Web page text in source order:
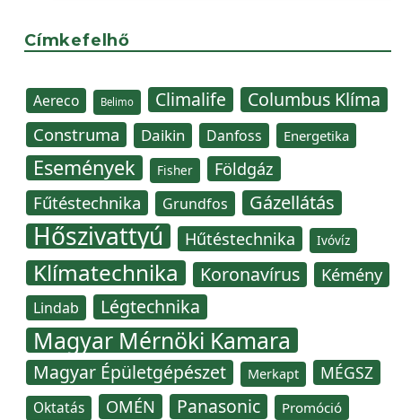
Címkefelhő
Aereco Belimo Climalife Columbus Klíma
Construma Daikin Danfoss Energetika
Események Fisher Földgáz
Fűtéstechnika Grundfos Gázellátás
Hőszivattyú Hűtéstechnika Ivóvíz
Klímatechnika Koronavírus Kémény
Lindab Légtechnika
Magyar Mérnöki Kamara
Magyar Épületgépészet Merkapt MÉGSZ
Oktatás OMÉN Panasonic Promóció